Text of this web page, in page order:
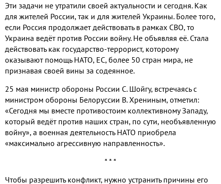
Эти задачи не утратили своей актуальности и сегодня. Как
для жителей России, так и для жителей Украины. Более того,
если Россия продолжает действовать в рамках СВО, то
Украина ведёт против России войну. Не объявляя её. Стала
действовать как государство-террорист, которому
оказывают помощь НАТО, ЕС, более 50 стран мира, не
признавая своей вины за содеянное.
25 мая министр обороны России С. Шойгу, встречаясь с
министром обороны Белоруссии В. Хрениным, отметил:
«Сегодня мы вместе противостоим коллективному Западу,
который ведёт против наших стран, по сути, необъявленную
войну», а военная деятельность НАТО приобрела
«максимально агрессивную направленность».
* * *
Чтобы разрешить конфликт, нужно устранить причины его